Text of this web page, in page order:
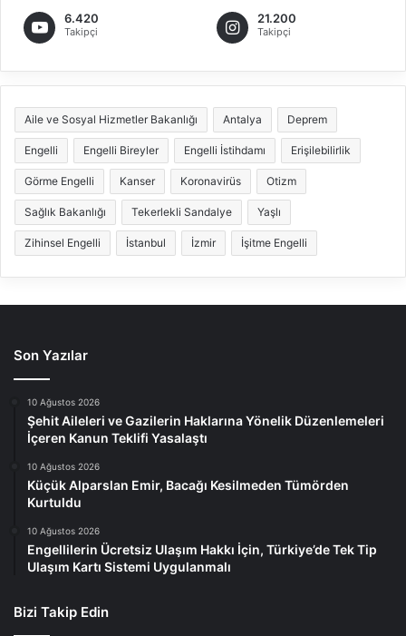
6.420
Takipçi
21.200
Takipçi
Aile ve Sosyal Hizmetler Bakanlığı Antalya Deprem
Engelli Engelli Bireyler Engelli İstihdamı Erişilebilirlik
Görme Engelli Kanser Koronavirüs Otizm
Sağlık Bakanlığı Tekerlekli Sandalye Yaşlı
Zihinsel Engelli İstanbul İzmir İşitme Engelli
Son Yazılar
10 Ağustos 2026
Şehit Aileleri ve Gazilerin Haklarına Yönelik Düzenlemeleri
İçeren Kanun Teklifi Yasalaştı
10 Ağustos 2026
Küçük Alparslan Emir, Bacağı Kesilmeden Tümörden
Kurtuldu
10 Ağustos 2026
Engellilerin Ücretsiz Ulaşım Hakkı İçin, Türkiye’de Tek Tip
Ulaşım Kartı Sistemi Uygulanmalı
Bizi Takip Edin